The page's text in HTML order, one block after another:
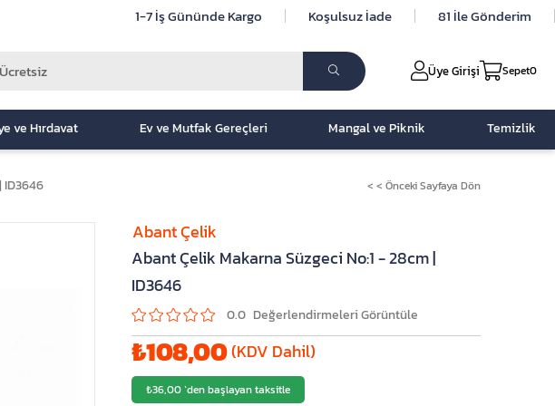
1-7 İş Gününde Kargo Koşulsuz İade 81 İle Gönderim
Üye Girişi Sepet0
ve Hırdavat Ev ve Mutfak Gereçleri Mangal ve Piknik Temizlik
< < Önceki Sayfaya Dön
Abant Çelik Makarna Süzgeci No:1 - 28cm |
ID3646
0.0
₺108,00(KDV Dahil)
₺36,00`den başlayan taksitle
Abant Çelik